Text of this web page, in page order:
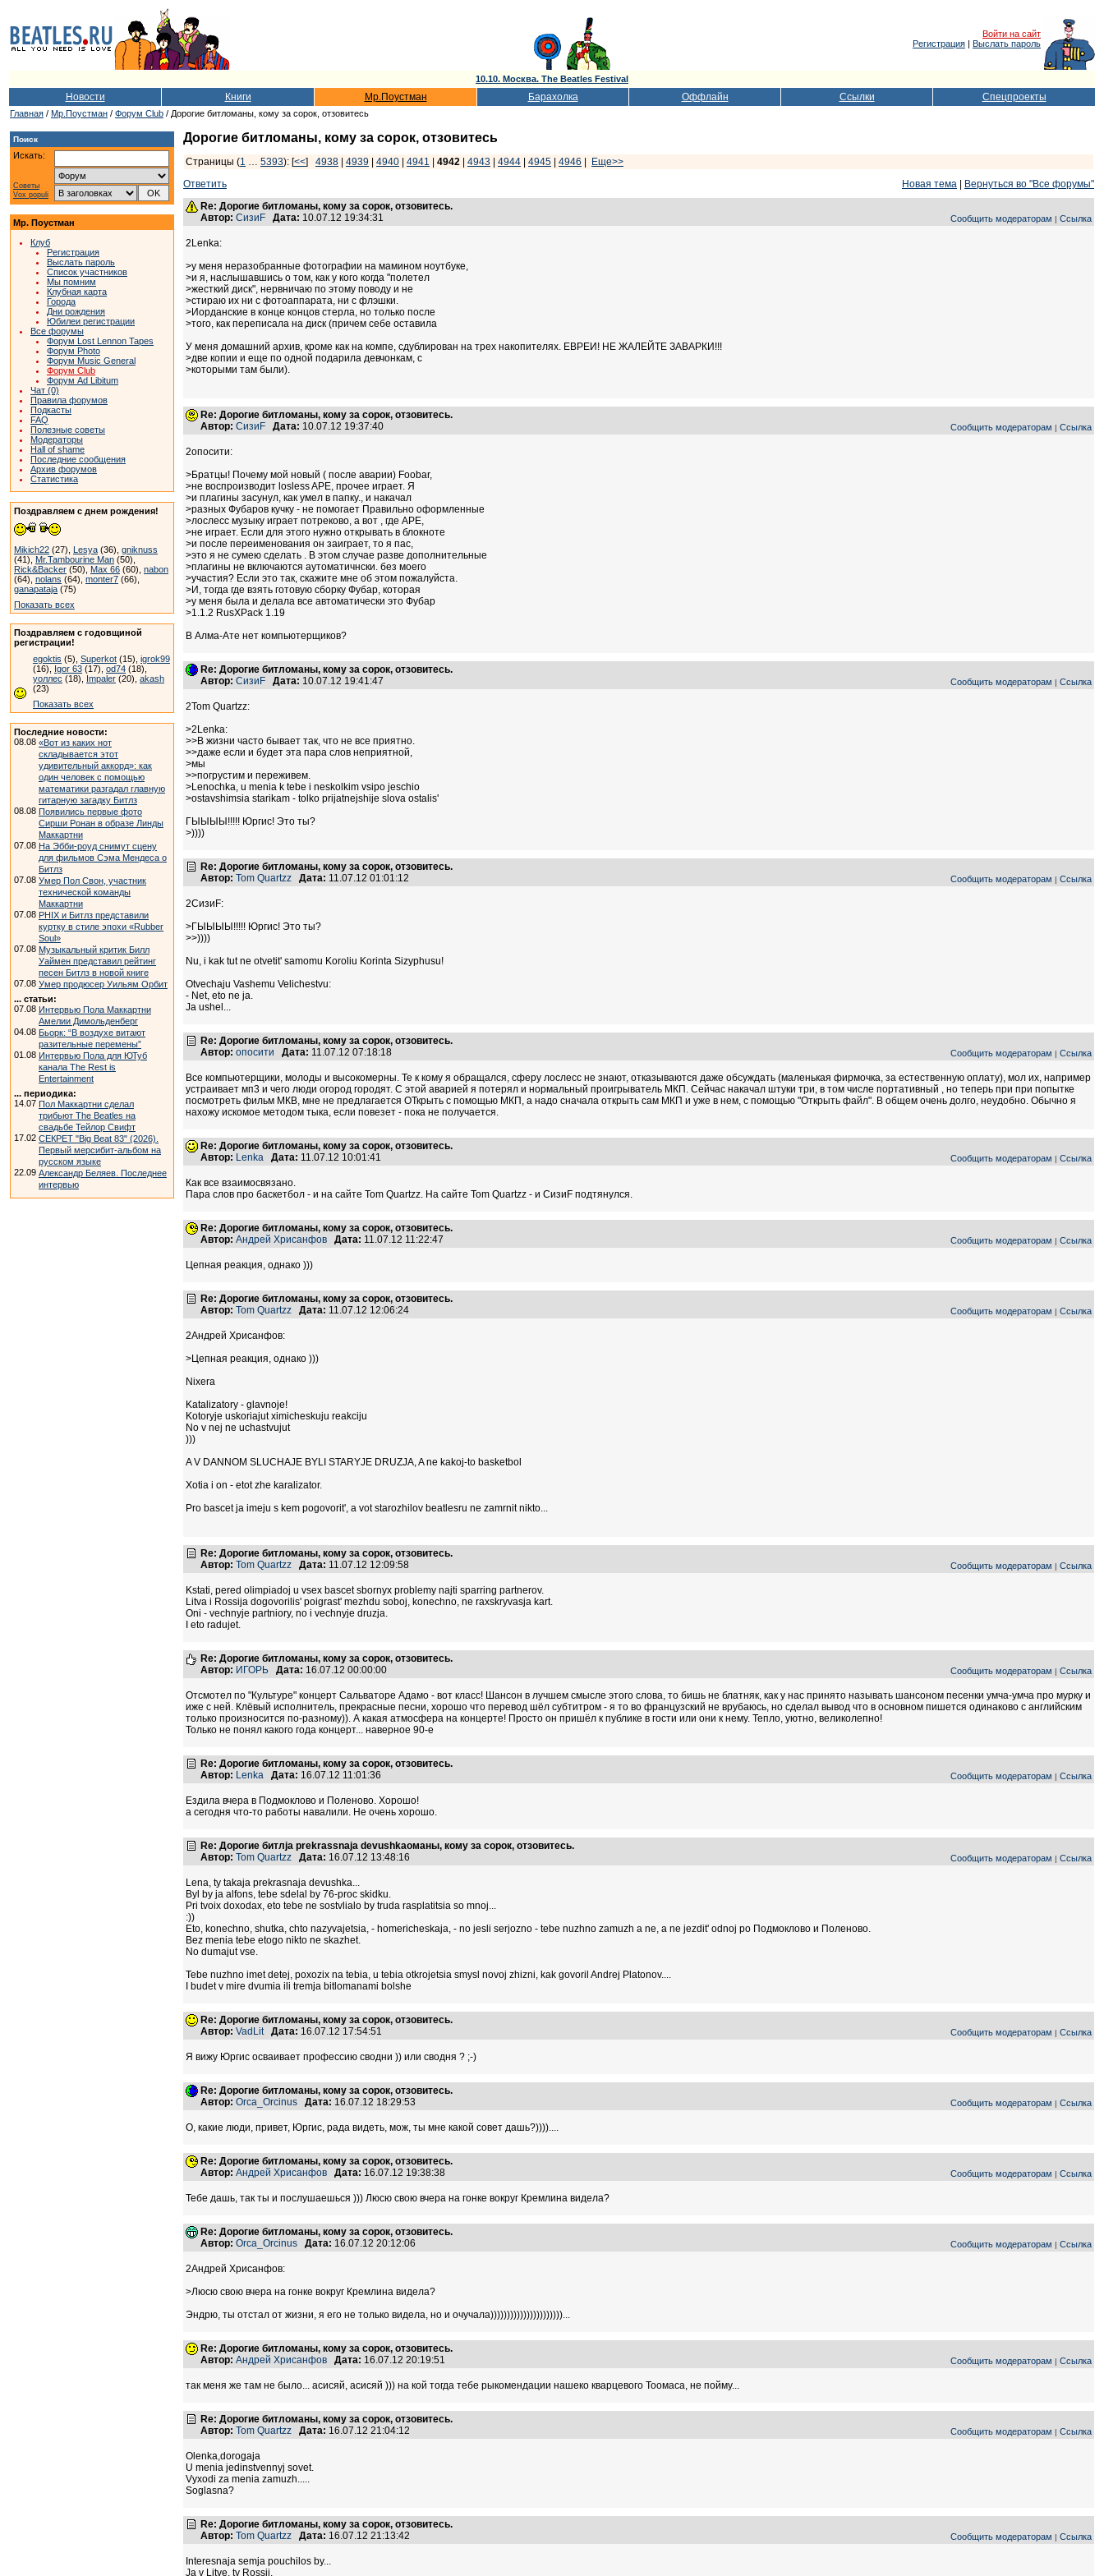
Войти на сайт
Регистрация | Выслать пароль
10.10. Москва. The Beatles Festival
Новости Книги Мр.Поустман Барахолка Оффлайн Ссылки Спецпроекты
Главная / Мр.Поустман / Форум Club / Дорогие битломаны, кому за сорок, отзовитесь
Поиск
Искать:
Советы
Vox populi
Мр. Поустман
Клуб
Регистрация
Выслать пароль
Список участников
Мы помним
Клубная карта
Города
Дни рождения
Юбилеи регистрации
Все форумы
Форум Lost Lennon Tapes
Форум Photo
Форум Music General
Форум Club
Форум Ad Libitum
Чат (0)
Правила форумов
Подкасты
FAQ
Полезные советы
Модераторы
Hall of shame
Последние сообщения
Архив форумов
Статистика
Поздравляем с днем рождения!
Mikich22 (27), Lesya (36), gniknuss
(41), Mr.Tambourine Man (50),
Rick&Backer (50), Max 66 (60), nabon
(64), nolans (64), monter7 (66),
ganapataja (75)
Показать всех
Поздравляем с годовщиной
регистрации!
egoktis (5), Superkot (15), igrok99
(16), Igor 63 (17), od74 (18),
уоллес (18), Impaler (20), akash
(23)
Показать всех
Последние новости:
08.08 «Вот из каких нот
складывается этот
удивительный аккорд»: как
один человек с помощью
математики разгадал главную
гитарную загадку Битлз
08.08 Появились первые фото
Сирши Ронан в образе Линды
Маккартни
07.08 На Эбби-роуд снимут сцену
для фильмов Сэма Мендеса о
Битлз
07.08 Умер Пол Свон, участник
технической команды
Маккартни
07.08 PHIX и Битлз представили
куртку в стиле эпохи «Rubber
Soul»
07.08 Музыкальный критик Билл
Уаймен представил рейтинг
песен Битлз в новой книге
07.08 Умер продюсер Уильям Орбит
... статьи:
07.08 Интервью Пола Маккартни
Амелии Димольденберг
04.08 Бьорк: “В воздухе витают
разительные перемены”
01.08 Интервью Пола для ЮТуб
канала The Rest is
Entertainment
... периодика:
14.07 Пол Маккартни сделал
трибьют The Beatles на
свадьбе Тейлор Свифт
17.02 СЕКРЕТ "Big Beat 83" (2026).
Первый мерсибит-альбом на
русском языке
22.09 Александр Беляев. Последнее
интервью
Дорогие битломаны, кому за сорок, отзовитесь
Страницы (1 … 5393): [<<] 4938 4939 4940 4941 4942 4943 4944 4945 4946
Еще>>
Ответить
Новая тема
Вернуться во "Все форумы"
Re: Дорогие битломаны, кому за сорок, отзовитесь.
Автор: СизиF Дата: 10.07.12 19:34:31 Сообщить модераторам Ссылка
2Lenka:
>у меня неразобранные фотографии на мамином ноутбуке,
>и я, наслышавшись о том, как у кого когда "полетел
>жесткий диск", нервничаю по этому поводу и не
>стираю их ни с фотоаппарата, ни с флэшки.
>Иорданские в конце концов стерла, но только после
>того, как переписала на диск (причем себе оставила
У меня домашний архив, кроме как на компе, сдублирован на трех накопителях. ЕВРЕИ! НЕ ЖАЛЕЙТЕ ЗАВАРКИ!!!
>две копии и еще по одной подарила девчонкам, с
>которыми там были).
Re: Дорогие битломаны, кому за сорок, отзовитесь.
Автор: СизиF Дата: 10.07.12 19:37:40 Сообщить модераторам Ссылка
2опосити:
>Братцы! Почему мой новый ( после аварии) Foobar,
>не воспроизводит losless APE, прочее играет. Я
>и плагины засунул, как умел в папку., и накачал
>разных Фубаров кучку - не помогает Правильно оформленные
>лослесс музыку играет потреково, а вот , где АРЕ,
>не играет. Если для этого нужно открывать в блокноте
>и после переименования он заиграет, то я пас,
>это я не сумею сделать . В этом случае разве дополнительные
>плагины не включаются аутоматичнски. без моего
>участия? Если это так, скажите мне об этом пожалуйста.
>И, тогда где взять готовую сборку Фубар, которая
>у меня была и делала все автоматически это Фубар
>1.1.2 RusXPack 1.19
В Алма-Ате нет компьютерщиков?
Re: Дорогие битломаны, кому за сорок, отзовитесь.
Автор: СизиF Дата: 10.07.12 19:41:47 Сообщить модераторам Ссылка
2Tom Quartzz:
>2Lenka:
>>В жизни часто бывает так, что не все приятно.
>>даже если и будет эта пара слов неприятной,
>мы
>>погрустим и переживем.
>Lenochka, u menia k tebe i neskolkim vsipo jeschio
>ostavshimsia starikam - tolko prijatnejshije slova ostalis'
ГЫЫЫЫ!!!!! Юргис! Это ты?
>))))
Re: Дорогие битломаны, кому за сорок, отзовитесь.
Автор: Tom Quartzz Дата: 11.07.12 01:01:12 Сообщить модераторам Ссылка
2СизиF:
>ГЫЫЫЫ!!!!! Юргис! Это ты?
>>))))
Nu, i kak tut ne otvetit' samomu Koroliu Korinta Sizyphusu!
Otvechaju Vashemu Velichestvu:
- Net, eto ne ja.
Ja ushel...
Re: Дорогие битломаны, кому за сорок, отзовитесь.
Автор: опосити Дата: 11.07.12 07:18:18 Сообщить модераторам Ссылка
Все компьютерщики, молоды и высокомерны. Те к кому я обращался, сферу лослесс не знают, отказываются даже обсуждать (маленькая фирмочка, за естественную оплату), мол их, например
устраивает мп3 и чего люди огород городят. С этой аварией я потерял и нормальный проигрыватель МКП. Сейчас накачал штуки три, в том числе портативный , но теперь при при попытке
посмотреть фильм МКВ, мне не предлагается ОТкрыть с помощью МКП, а надо сначала открыть сам МКП и уже в нем, с помощью "Открыть файл". В общем очень долго, неудобно. Обычно я
нахожу искомое методом тыка, если повезет - пока не получается.
Re: Дорогие битломаны, кому за сорок, отзовитесь.
Автор: Lenka Дата: 11.07.12 10:01:41 Сообщить модераторам Ссылка
Как все взаимосвязано.
Пара слов про баскетбол - и на сайте Tom Quartzz. На сайте Tom Quartzz - и СизиF подтянулся.
Re: Дорогие битломаны, кому за сорок, отзовитесь.
Автор: Андрей Хрисанфов Дата: 11.07.12 11:22:47 Сообщить модераторам Ссылка
Цепная реакция, однако )))
Re: Дорогие битломаны, кому за сорок, отзовитесь.
Автор: Tom Quartzz Дата: 11.07.12 12:06:24 Сообщить модераторам Ссылка
2Андрей Хрисанфов:
>Цепная реакция, однако )))
Nixera
Katalizatory - glavnoje!
Kotoryje uskoriajut ximicheskuju reakciju
No v nej ne uchastvujut
)))
A V DANNOM SLUCHAJE BYLI STARYJE DRUZJA, A ne kakoj-to basketbol
Xotia i on - etot zhe karalizator.
Pro bascet ja imeju s kem pogovorit', a vot starozhilov beatlesru ne zamrnit nikto...
Re: Дорогие битломаны, кому за сорок, отзовитесь.
Автор: Tom Quartzz Дата: 11.07.12 12:09:58 Сообщить модераторам Ссылка
Kstati, pered olimpiadoj u vsex bascet sbornyx problemy najti sparring partnerov.
Litva i Rossija dogovorilis' poigrast' mezhdu soboj, konechno, ne raxskryvasja kart.
Oni - vechnyje partniory, no i vechnyje druzja.
I eto radujet.
Re: Дорогие битломаны, кому за сорок, отзовитесь.
Автор: ИГОРЬ Дата: 16.07.12 00:00:00 Сообщить модераторам Ссылка
Отсмотел по "Культуре" концерт Сальваторе Адамо - вот класс! Шансон в лучшем смысле этого слова, то бишь не блатняк, как у нас принято называть шансоном песенки умча-умча про мурку и
иже с ней. Клёвый исполнитель, прекрасные песни, хорошо что перевод шёл субтитром - я то во французский не врубаюсь, но сделал вывод что в основном пишется одинаково с английским
только произносится по-разному)). А какая атмосфера на концерте! Просто он пришёл к публике в гости или они к нему. Тепло, уютно, великолепно!
Только не понял какого года концерт... наверное 90-е
Re: Дорогие битломаны, кому за сорок, отзовитесь.
Автор: Lenka Дата: 16.07.12 11:01:36 Сообщить модераторам Ссылка
Ездила вчера в Подмоклово и Поленово. Хорошо!
а сегодня что-то работы навалили. Не очень хорошо.
Re: Дорогие битлja prekrassnaja devushkaоманы, кому за сорок, отзовитесь.
Автор: Tom Quartzz Дата: 16.07.12 13:48:16 Сообщить модераторам Ссылка
Lena, ty takaja prekrasnaja devushka...
Byl by ja alfons, tebe sdelal by 76-proc skidku.
Pri tvoix doxodax, eto tebe ne sostvlialo by truda rasplatitsia so mnoj...
:))
Eto, konechno, shutka, chto nazyvajetsia, - homericheskaja, - no jesli serjozno - tebe nuzhno zamuzh a ne, a ne jezdit' odnoj po Подмоклово и Поленово.
Bez menia tebe etogo nikto ne skazhet.
No dumajut vse.
Tebe nuzhno imet detej, poxozix na tebia, u tebia otkrojetsia smysl novoj zhizni, kak govoril Andrej Platonov....
I budet v mire dvumia ili tremja bitlomanami bolshe
Re: Дорогие битломаны, кому за сорок, отзовитесь.
Автор: VadLit Дата: 16.07.12 17:54:51 Сообщить модераторам Ссылка
Я вижу Юргис осваивает профессию сводни )) или сводня ? ;-)
Re: Дорогие битломаны, кому за сорок, отзовитесь.
Автор: Orca_Orcinus Дата: 16.07.12 18:29:53 Сообщить модераторам Ссылка
О, какие люди, привет, Юргис, рада видеть, мож, ты мне какой совет дашь?))))....
Re: Дорогие битломаны, кому за сорок, отзовитесь.
Автор: Андрей Хрисанфов Дата: 16.07.12 19:38:38 Сообщить модераторам Ссылка
Тебе дашь, так ты и послушаешься ))) Люсю свою вчера на гонке вокруг Кремлина видела?
Re: Дорогие битломаны, кому за сорок, отзовитесь.
Автор: Orca_Orcinus Дата: 16.07.12 20:12:06 Сообщить модераторам Ссылка
2Андрей Хрисанфов:
>Люсю свою вчера на гонке вокруг Кремлина видела?
Эндрю, ты отстал от жизни, я его не только видела, но и очучала))))))))))))))))))))))...
Re: Дорогие битломаны, кому за сорок, отзовитесь.
Автор: Андрей Хрисанфов Дата: 16.07.12 20:19:51 Сообщить модераторам Ссылка
так меня же там не было... асисяй, асисяй ))) на кой тогда тебе рыкомендации нашеко кварцевого Тоомаса, не пойму...
Re: Дорогие битломаны, кому за сорок, отзовитесь.
Автор: Tom Quartzz Дата: 16.07.12 21:04:12 Сообщить модераторам Ссылка
Olenka,dorogaja
U menia jedinstvennyj sovet.
Vyxodi za menia zamuzh.....
Soglasna?
Re: Дорогие битломаны, кому за сорок, отзовитесь.
Автор: Tom Quartzz Дата: 16.07.12 21:13:42 Сообщить модераторам Ссылка
Interesnaja semja pouchilos by...
Ja v Litve, ty Rossii.